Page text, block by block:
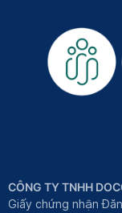
CÔNG TY TNHH
Giấy chứng nhận